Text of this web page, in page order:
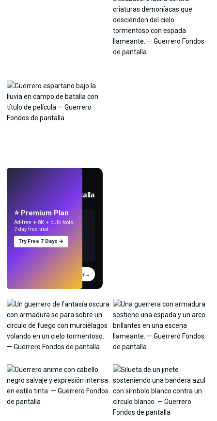
Crea fondos de pantalla
Probar→
⭐ Premium Plan
Ad-free + 8K + bulk tools.
7-day free trial.
Try Free 7 Days →